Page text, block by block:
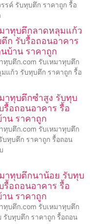
รค์ รับทุบตึก ราคาถูก รื้อ
าทุบตึกลาดหลุมแก้ว
ก รับรื้อถอนอาคาร
บ้าน ราคาถูก
ทุบตึก.com รับเหมาทุบตึก
แก้ว รับทุบตึก ราคาถูก รื้อ
าทุบตึกซำสูง รับทุบ
รื้อถอนอาคาร รื้อ
น ราคาถูก
ทุบตึก.com รับเหมาทุบตึก
บทุบตึก ราคาถูก รื้อถอน
าทุบตึกนาน้อย รับทุบ
รื้อถอนอาคาร รื้อ
น ราคาถูก
ทุบตึก.com รับเหมาทุบตึก
รับทุบตึก ราคาถูก รื้อถอน